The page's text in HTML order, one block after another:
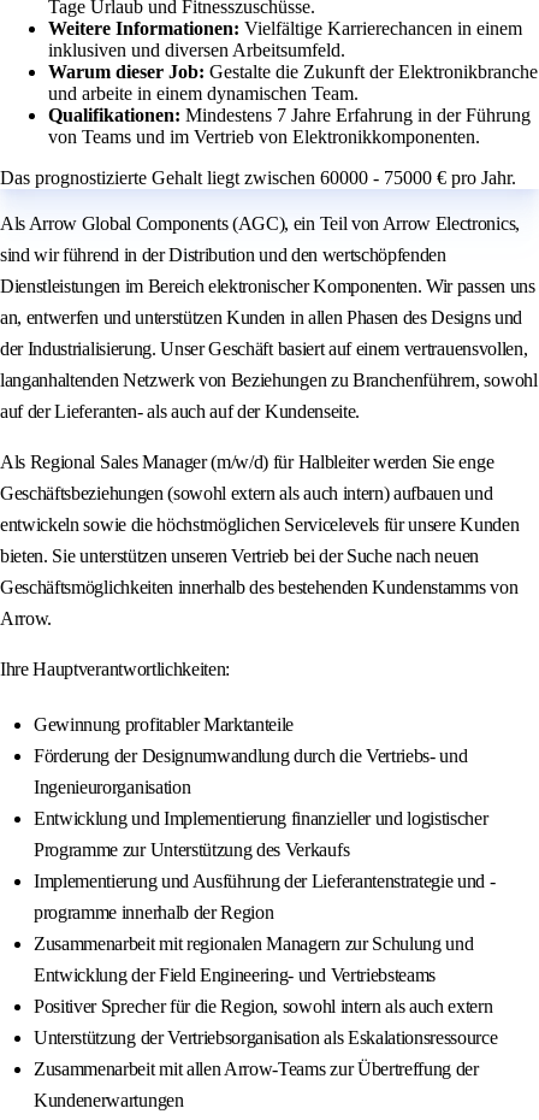
Tage Urlaub und Fitnesszuschüsse.
Weitere Informationen: Vielfältige Karrierechancen in einem
inklusiven und diversen Arbeitsumfeld.
Warum dieser Job: Gestalte die Zukunft der Elektronikbranche
und arbeite in einem dynamischen Team.
Qualifikationen: Mindestens 7 Jahre Erfahrung in der Führung
von Teams und im Vertrieb von Elektronikkomponenten.
Das prognostizierte Gehalt liegt zwischen 60000 - 75000 € pro Jahr.
Als Arrow Global Components (AGC), ein Teil von Arrow Electronics,
sind wir führend in der Distribution und den wertschöpfenden
Dienstleistungen im Bereich elektronischer Komponenten. Wir passen uns
an, entwerfen und unterstützen Kunden in allen Phasen des Designs und
der Industrialisierung. Unser Geschäft basiert auf einem vertrauensvollen,
langanhaltenden Netzwerk von Beziehungen zu Branchenführern, sowohl
auf der Lieferanten- als auch auf der Kundenseite.
Als Regional Sales Manager (m/w/d) für Halbleiter werden Sie enge
Geschäftsbeziehungen (sowohl extern als auch intern) aufbauen und
entwickeln sowie die höchstmöglichen Servicelevels für unsere Kunden
bieten. Sie unterstützen unseren Vertrieb bei der Suche nach neuen
Geschäftsmöglichkeiten innerhalb des bestehenden Kundenstamms von
Arrow.
Ihre Hauptverantwortlichkeiten:
Gewinnung profitabler Marktanteile
Förderung der Designumwandlung durch die Vertriebs- und
Ingenieurorganisation
Entwicklung und Implementierung finanzieller und logistischer
Programme zur Unterstützung des Verkaufs
Implementierung und Ausführung der Lieferantenstrategie und -
programme innerhalb der Region
Zusammenarbeit mit regionalen Managern zur Schulung und
Entwicklung der Field Engineering- und Vertriebsteams
Positiver Sprecher für die Region, sowohl intern als auch extern
Unterstützung der Vertriebsorganisation als Eskalationsressource
Zusammenarbeit mit allen Arrow-Teams zur Übertreffung der
Kundenerwartungen